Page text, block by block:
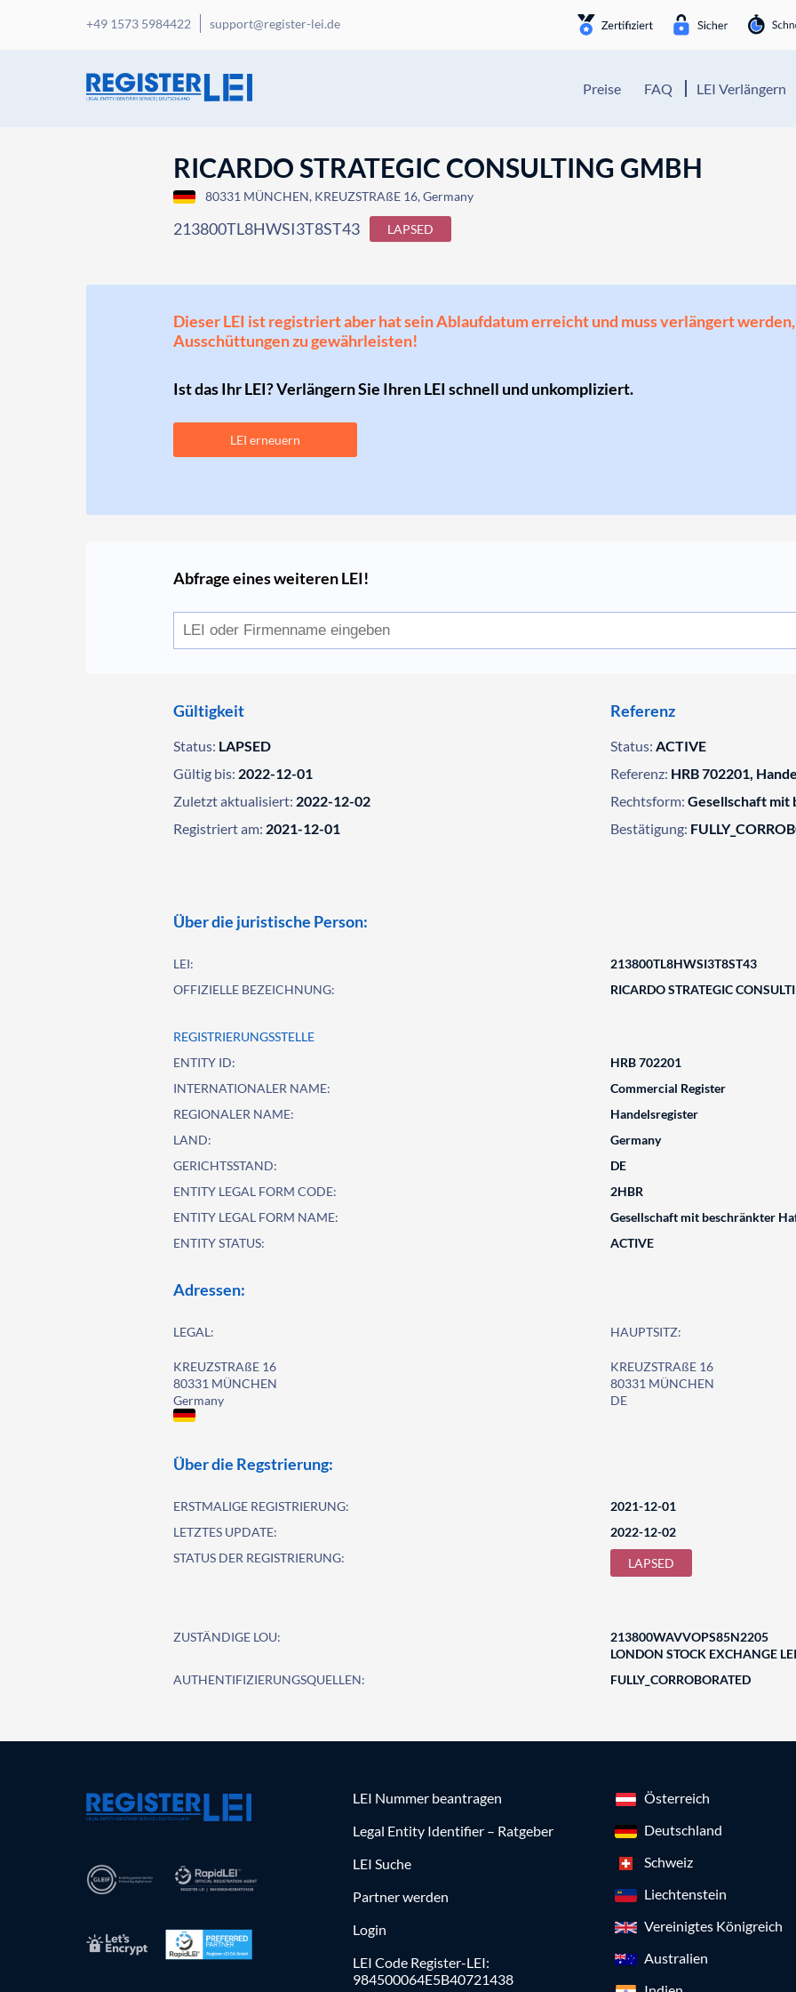
+49 1573 5984422 support@register-lei.de
Preise FAQ LEI Verlängern
RICARDO STRATEGIC CONSULTING GMBH
80331 MÜNCHEN, KREUZSTRAßE 16, Germany
213800TL8HWSI3T8ST43 LAPSED
Dieser LEI ist registriert aber hat sein Ablaufdatum erreicht und muss verlängert
Ausschüttungen zu gewährleisten!
Ist das Ihr LEI? Verlängern Sie Ihren LEI schnell und unkompliziert.
LEI erneuern
Abfrage eines weiteren LEI!
Gültigkeit
Status: LAPSED
Gültig bis: 2022-12-01
Zuletzt aktualisiert: 2022-12-02
Registriert am: 2021-12-01
Referenz
Status: ACTIVE
Referenz: HRB 702201,
Rechtsform: Gesellschaft mit
Bestätigung:
Über die juristische Person:
LEI:
213800TL8HWSI3T8ST43
OFFIZIELLE BEZEICHNUNG:
RICARDO STRATEGIC
REGISTRIERUNGSSTELLE
ENTITY ID:
HRB 702201
INTERNATIONALER NAME:
Commercial Register
REGIONALER NAME:
Handelsregister
LAND:
Germany
GERICHTSSTAND:
DE
ENTITY LEGAL FORM CODE:
2HBR
ENTITY LEGAL FORM NAME:
Gesellschaft mit beschränkter
ENTITY STATUS:
ACTIVE
Adressen:
LEGAL:
KREUZSTRAßE 16
80331 MÜNCHEN
Germany
HAUPTSITZ:
KREUZSTRAßE 16
80331 MÜNCHEN
DE
Über die Regstrierung:
ERSTMALIGE REGISTRIERUNG:
2021-12-01
LETZTES UPDATE:
2022-12-02
STATUS DER REGISTRIERUNG:
LAPSED
ZUSTÄNDIGE LOU:
213800WAVVOPS85N2205
LONDON STOCK EXCHANGE
AUTHENTIFIZIERUNGSQUELLEN:
FULLY_CORROBORATED
LEI Nummer beantragen
Legal Entity Identifier – Ratgeber
LEI Suche
Partner werden
Login
LEI Code Register-LEI:
984500064E5B40721438
Österreich
Deutschland
Schweiz
Liechtenstein
Vereinigtes Königreich
Australien